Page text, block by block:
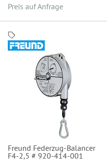
Preis auf Anfrage
Freund Federzug-Balancer
F4-2,5 # 920-414-001